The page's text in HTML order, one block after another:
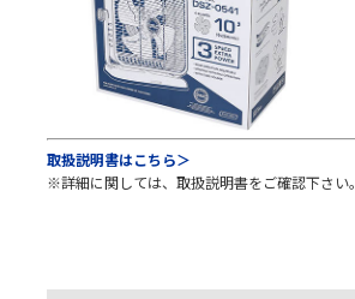
取扱説明書はこちら＞
※詳細に関しては、取扱説明書をご確認下さい。